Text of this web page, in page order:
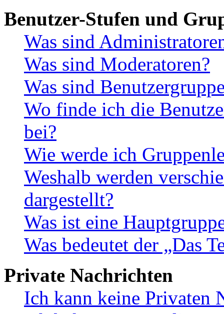
Benutzer-Stufen und
Was sind
Was sind Moderatoren?
Was sind
Wo finde ich die
bei?
Wie werde ich
Weshalb werden
dargestellt?
Was ist eine
Was bedeutet der „Das
Private Nachrichten
Ich kann keine Privaten